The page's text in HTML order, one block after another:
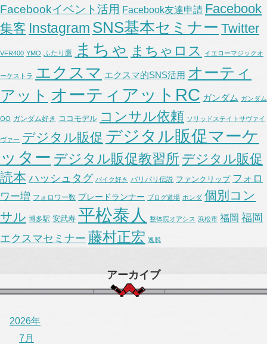
Facebookイベント活用 Facebook友達申請 Facebook
集客 Instagram SNS基本セミナー Twitter
VFR400 YMO ふたり鷹 まちゃ まちゃロス イエローマジックオ
ーケストラ エクスマ エクスマ的SNS活用 オーティ
アット オーティアットRC ガンダム ガンダム
OO ガンダム好き ココモデル コンサル依頼 ソリッドステイトサヴァイ
ヴァー デジタル販促 デジタル販促マーケ
ッター デジタル販促教習所 デジタル販促
読本 ハッシュタグ バイク好き バリバリ伝説 ファンクリップ フォロ
ワー増 フォロワー数 ブレードランナー ブログ道場 ホンダ 個別コン
サル 博多駅 安武寿 平松泰人 整体院オアシス 浜松市 福岡 福岡
エクスマセミナー 藤村正宏 逸脱
アーカイブ
2026年
7月